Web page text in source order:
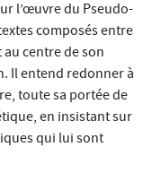
l’œuvre du Pseudo-
composés entre
au centre de son
Il entend redonner à
toute sa portée de
en insistant sur
qui lui sont